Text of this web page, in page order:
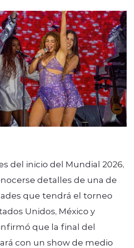
del inicio del Mundial 2026,
detalles de una de
que tendrá el torneo
Unidos, México y
que la final del
con un show de medio